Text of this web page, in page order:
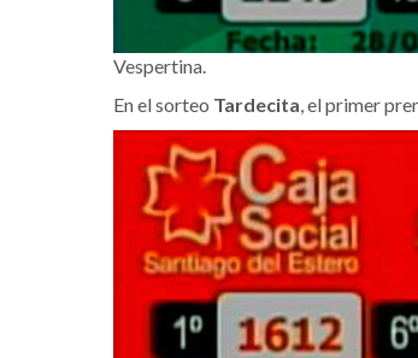
Vespertina.
En el sorteo Tardecita, el primer